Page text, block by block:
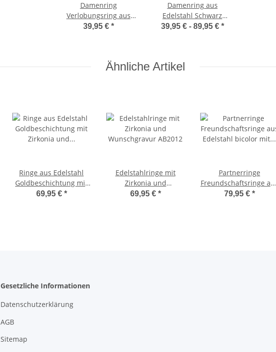
Damenring
Verlobungsring aus
Edelstahl Bicolor mit
39,95 € *
Damenring aus
Edelstahl Schwarz
Bicolor mit Stein und
39,95 € - 89,95 € *
Ähnliche Artikel
Ringe aus Edelstahl
Goldbeschichtung mit
Zirkonia und
69,95 € *
Edelstahlringe mit
Zirkonia und
Wunschgravur AB2012
69,95 € *
Partnerringe
Freundschaftsringe aus
Edelstahl bicolor mit
79,95 € *
Gesetzliche Informationen
Datenschutzerklärung
AGB
Sitemap